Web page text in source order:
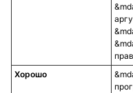
Хорошо